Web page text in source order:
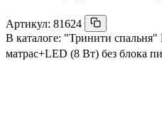
Артикул: 81624
В каталоге: "Тринити спальня"
матрас+LED (8 Вт) без блока